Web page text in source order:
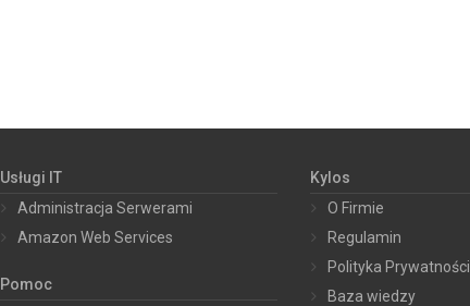
Usługi IT
Administracja Serwerami
Amazon Web Services
Pomoc
Kylos
O Firmie
Regulamin
Polityka Prywatności
Baza wiedzy